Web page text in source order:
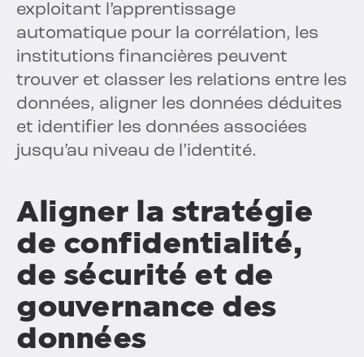
exploitant l’apprentissage
automatique pour la corrélation, les
institutions financières peuvent
trouver et classer les relations entre les
données, aligner les données déduites
et identifier les données associées
jusqu’au niveau de l’identité.
Aligner la stratégie
de confidentialité,
de sécurité et de
gouvernance des
données